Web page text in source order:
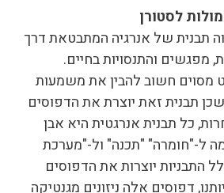
תבנית של אנרגיה המתבטאת דרך
מפגשים והתנסויות בחיים.
מסוים חשוב להבין את משמעות
תבנית זאת יוצרת את הדפוסים
כל תבנית אנרגטית היא אבן
ל-"חומרה" "תכנה" ול-"מערכת
התבניות יוצרות את הדפוסים
דפוסים אלה ניזונים מגנטיקה